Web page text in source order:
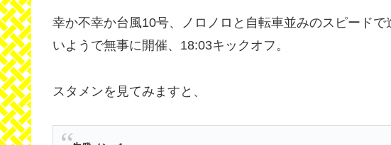
幸か不幸か台風10号、ノロノロと自転車並みのスピード
いようで無事に開催、18:03キックオフ。
スタメンを見てみますと、